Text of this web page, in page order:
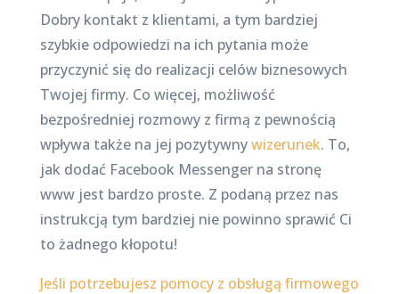
Dobry kontakt z klientami, a tym bardziej
szybkie odpowiedzi na ich pytania może
przyczynić się do realizacji celów biznesowych
Twojej firmy. Co więcej, możliwość
bezpośredniej rozmowy z firmą z pewnością
wpływa także na jej pozytywnywizerunek. To,
jak dodać Facebook Messenger na stronę
www jest bardzo proste. Z podaną przez nas
instrukcją tym bardziej nie powinno sprawić Ci
to żadnego kłopotu!
Jeśli potrzebujesz pomocy z obsługą firmowego